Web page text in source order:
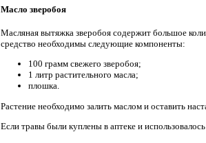
Масло зверобоя
Масляная вытяжка зверобоя содержит большое
средство необходимы следующие компоненты:
100 грамм свежего зверобоя;
1 литр растительного масла;
плошка.
Растение необходимо залить маслом и оставить
Если травы были куплены в аптеке и